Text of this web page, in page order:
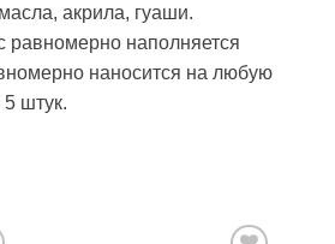
акрила, гуаши.
равномерно наполняется
наносится на любую
штук.